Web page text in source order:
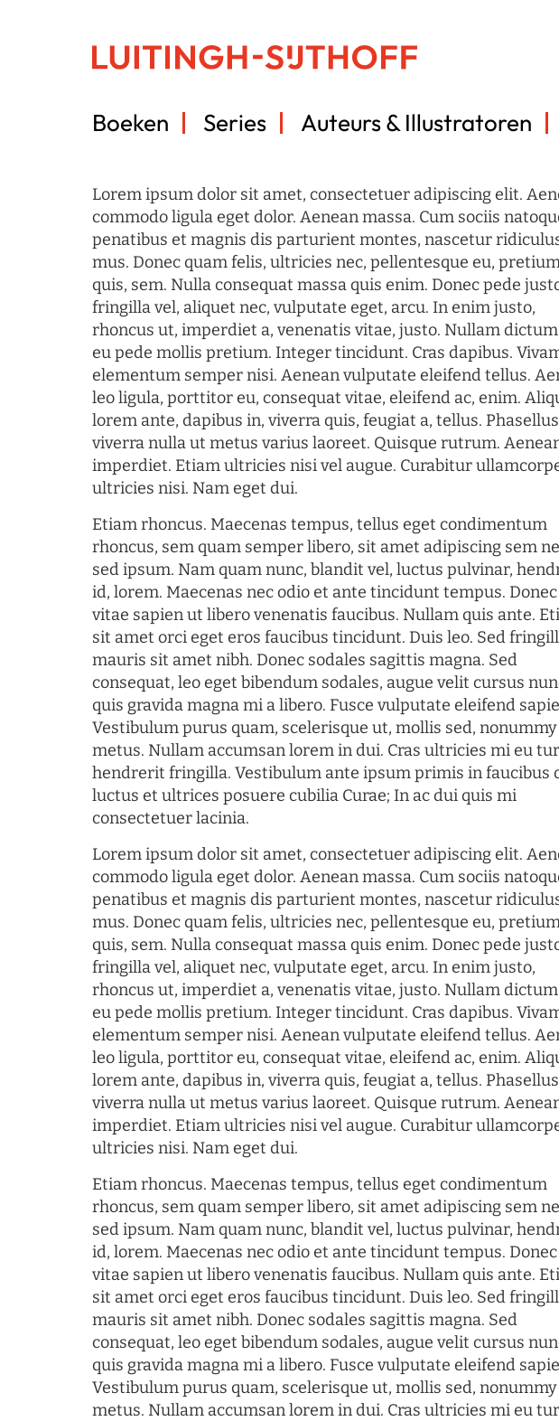
Boeken Series Auteurs & Illustratoren
Lorem ipsum dolor sit amet, consectetuer adipiscing elit.
commodo ligula eget dolor. Aenean massa. Cum sociis
penatibus et magnis dis parturient montes, nascetur
mus. Donec quam felis, ultricies nec, pellentesque eu,
quis, sem. Nulla consequat massa quis enim. Donec pede
fringilla vel, aliquet nec, vulputate eget, arcu. In enim justo,
rhoncus ut, imperdiet a, venenatis vitae, justo. Nullam
eu pede mollis pretium. Integer tincidunt. Cras dapibus.
elementum semper nisi. Aenean vulputate eleifend tellus.
leo ligula, porttitor eu, consequat vitae, eleifend ac, enim.
lorem ante, dapibus in, viverra quis, feugiat a, tellus. Phasellus
viverra nulla ut metus varius laoreet. Quisque rutrum.
imperdiet. Etiam ultricies nisi vel augue. Curabitur
ultricies nisi. Nam eget dui.
Etiam rhoncus. Maecenas tempus, tellus eget condimentum
rhoncus, sem quam semper libero, sit amet adipiscing sem
sed ipsum. Nam quam nunc, blandit vel, luctus pulvinar,
id, lorem. Maecenas nec odio et ante tincidunt tempus. Donec
vitae sapien ut libero venenatis faucibus. Nullam quis ante.
sit amet orci eget eros faucibus tincidunt. Duis leo. Sed
mauris sit amet nibh. Donec sodales sagittis magna. Sed
consequat, leo eget bibendum sodales, augue velit cursus
quis gravida magna mi a libero. Fusce vulputate eleifend
Vestibulum purus quam, scelerisque ut, mollis sed, nonummy
metus. Nullam accumsan lorem in dui. Cras ultricies mi eu
hendrerit fringilla. Vestibulum ante ipsum primis in faucibus
luctus et ultrices posuere cubilia Curae; In ac dui quis mi
consectetuer lacinia.
Lorem ipsum dolor sit amet, consectetuer adipiscing elit.
commodo ligula eget dolor. Aenean massa. Cum sociis
penatibus et magnis dis parturient montes, nascetur
mus. Donec quam felis, ultricies nec, pellentesque eu,
quis, sem. Nulla consequat massa quis enim. Donec pede
fringilla vel, aliquet nec, vulputate eget, arcu. In enim justo,
rhoncus ut, imperdiet a, venenatis vitae, justo. Nullam
eu pede mollis pretium. Integer tincidunt. Cras dapibus.
elementum semper nisi. Aenean vulputate eleifend tellus.
leo ligula, porttitor eu, consequat vitae, eleifend ac, enim.
lorem ante, dapibus in, viverra quis, feugiat a, tellus. Phasellus
viverra nulla ut metus varius laoreet. Quisque rutrum.
imperdiet. Etiam ultricies nisi vel augue. Curabitur
ultricies nisi. Nam eget dui.
Etiam rhoncus. Maecenas tempus, tellus eget condimentum
rhoncus, sem quam semper libero, sit amet adipiscing sem
sed ipsum. Nam quam nunc, blandit vel, luctus pulvinar,
id, lorem. Maecenas nec odio et ante tincidunt tempus. Donec
vitae sapien ut libero venenatis faucibus. Nullam quis ante.
sit amet orci eget eros faucibus tincidunt. Duis leo. Sed
mauris sit amet nibh. Donec sodales sagittis magna. Sed
consequat, leo eget bibendum sodales, augue velit cursus
quis gravida magna mi a libero. Fusce vulputate eleifend
Vestibulum purus quam, scelerisque ut, mollis sed, nonummy
metus. Nullam accumsan lorem in dui. Cras ultricies mi eu